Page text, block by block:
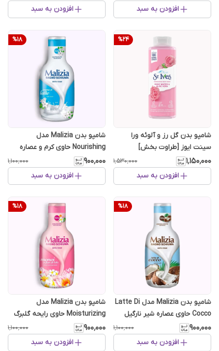
افزودن به سبد افزودن به سبد
%24
شامپو بدن گل رز و آلوئه ورا
سینت ایوز [طراوت بخش]
۱٬۱۵۰٬۰۰۰ ۱٬۵۳۰٬۰۰۰
افزودن به سبد
%18
شامپو بدن Malizia مدل
Nourishing حاوی کرم و عصاره
شیر حجم 1000 میل
۹۰۰٬۰۰۰ ۱٬۱۰۰٬۰۰۰
افزودن به سبد
%18
شامپو بدن Malizia مدل Latte Di
Cocco حاوی عصاره شیر نارگیل
حجم 1000 میل
۹۰۰٬۰۰۰ ۱٬۱۰۰٬۰۰۰
افزودن به سبد
%18
شامپو بدن Malizia مدل
Moisturizing حاوی رایحه گلبرگ
نیلوفر حجم 1000 میل
۹۰۰٬۰۰۰ ۱٬۱۰۰٬۰۰۰
افزودن به سبد